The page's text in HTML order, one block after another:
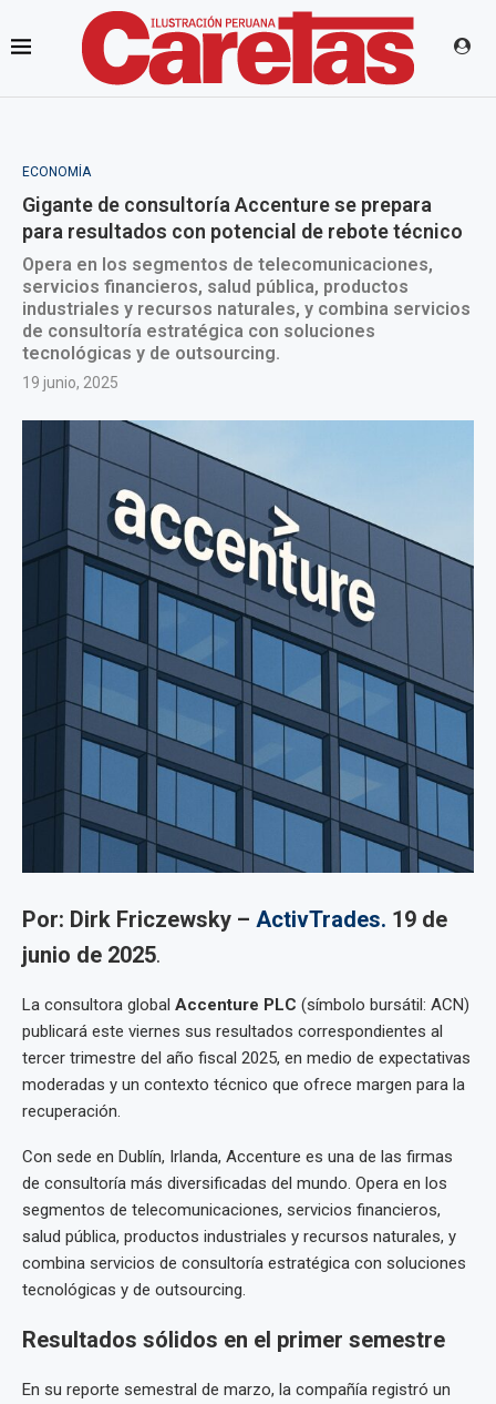
ECONOMÍA
Gigante de consultoría Accenture se prepara
para resultados con potencial de rebote técnico
Opera en los segmentos de telecomunicaciones,
servicios financieros, salud pública, productos
industriales y recursos naturales, y combina servicios
de consultoría estratégica con soluciones
tecnológicas y de outsourcing.
19 junio, 2025
Por: Dirk Friczewsky – ActivTrades. 19 de
junio de 2025.
La consultora global Accenture PLC (símbolo bursátil: ACN)
publicará este viernes sus resultados correspondientes al
tercer trimestre del año fiscal 2025, en medio de expectativas
moderadas y un contexto técnico que ofrece margen para la
recuperación.
Con sede en Dublín, Irlanda, Accenture es una de las firmas
de consultoría más diversificadas del mundo. Opera en los
segmentos de telecomunicaciones, servicios financieros,
salud pública, productos industriales y recursos naturales, y
combina servicios de consultoría estratégica con soluciones
tecnológicas y de outsourcing.
Resultados sólidos en el primer semestre
En su reporte semestral de marzo, la compañía registró un